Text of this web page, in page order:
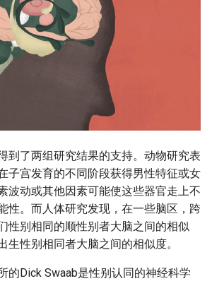
到了两组研究结果的支持。动物研究表
子宫发育的不同阶段获得男性特征或女
波动或其他因素可能使这些器官走上不
性。而人体研究发现，在一些脑区，跨
性别相同的顺性别者大脑之间的相似
生性别相同者大脑之间的相似度。
的Dick Swaab是性别认同的神经科学